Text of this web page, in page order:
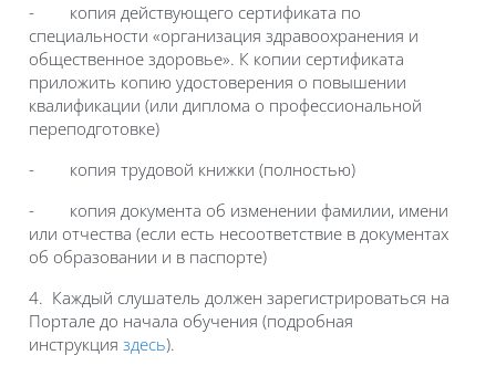
- копия действующего сертификата по
специальности «организация здравоохранения и
общественное здоровье». К копии сертификата
приложить копию удостоверения о повышении
квалификации (или диплома о профессиональной
переподготовке)
- копия трудовой книжки (полностью)
- копия документа об изменении фамилии, имени
или отчества (если есть несоответствие в документах
об образовании и в паспорте)
4. Каждый слушатель должен зарегистрироваться на
Портале до начала обучения (подробная
инструкция здесь).